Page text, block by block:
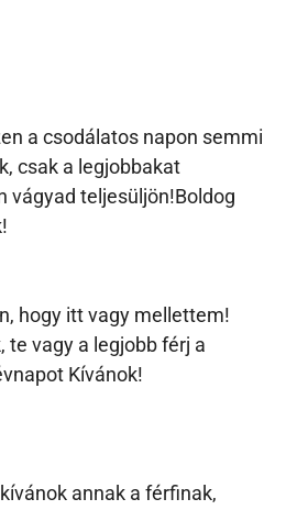
a csodálatos napon semmi
csak a legjobbakat
vágyad teljesüljön!Boldog
hogy itt vagy mellettem!
te vagy a legjobb férj a
Kívánok!
annak a férfinak,